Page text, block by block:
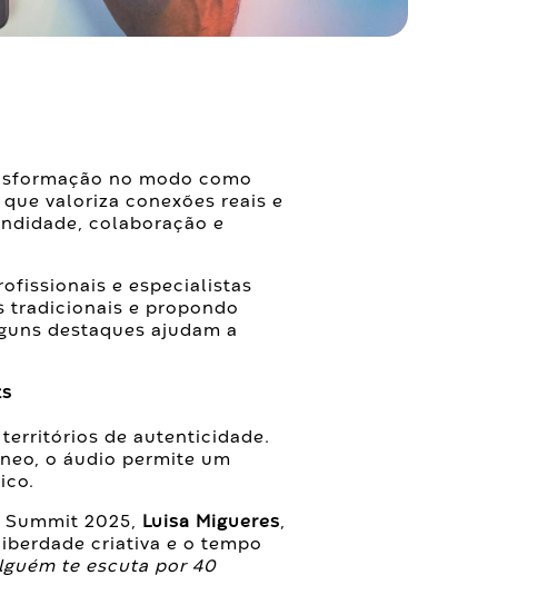
no modo como
valoriza conexões reais e
colaboração e
e especialistas
tradicionais e propondo
destaques ajudam a
territórios de autenticidade.
o áudio permite um
2025, Luisa Migueres
criativa e o tempo
te escuta por 40